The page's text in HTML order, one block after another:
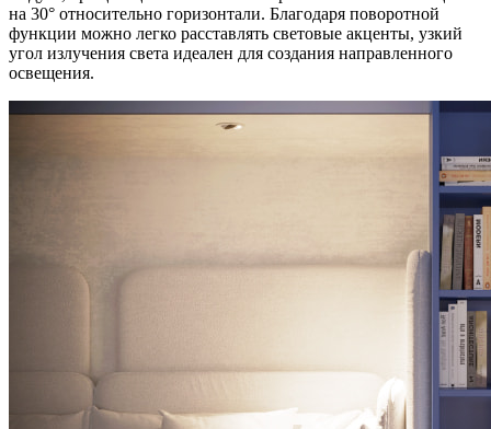
на 30° относительно горизонтали. Благодаря поворотной
функции можно легко расставлять световые акценты, узкий
угол излучения света идеален для создания направленного
освещения.